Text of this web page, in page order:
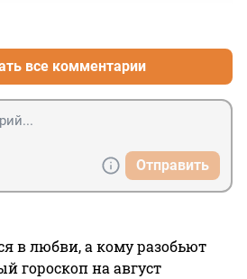
все комментарии
Отправить
в любви, а кому разобьют
гороскоп на август